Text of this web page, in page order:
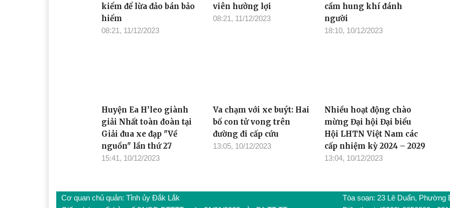
kiểm để lừa đảo bán bảo
hiểm
08:21, 11/12/2023
viên hưởng lợi
08:21, 11/12/2023
cầm hung khí đánh
người
18:10, 10/12/2023
Huyện Ea H’leo giành
giải Nhất toàn đoàn tại
Giải đua xe đạp "Về
nguồn" lần thứ 27
15:41, 10/12/2023
Va chạm với xe buýt: Hai
bố con tử vong trên
đường đi cấp cứu
13:05, 10/12/2023
Nhiều hoạt động chào
mừng Đại hội Đại biểu
Hội LHTN Việt Nam các
cấp nhiệm kỳ 2024 – 2029
13:04, 10/12/2023
Cơ quan chủ quản: Tỉnh ủy Đắk Lắk
Tòa soạn: 23 Lê Duẩn, Phường